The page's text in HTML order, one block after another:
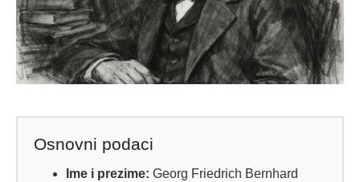
Osnovni podaci
Ime i prezime: Georg Friedrich Bernhard